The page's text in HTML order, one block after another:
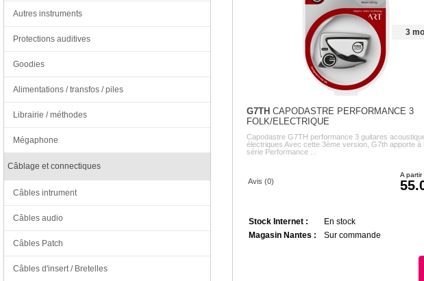
3
G7THCAPODASTRE PERFORMANCE 3
FOLK/ELECTRIQUE
Capodastre G7TH performance 3 guitares
électriques Avec cette 3ème version, G7th apporte à
série Performance ...
Avis (0)
A partir
Stock Internet :
En stock
Magasin Nantes :
Sur commande
Autres instruments
Protections auditives
Goodies
Alimentations / transfos / piles
Librairie / méthodes
Mégaphone
Câblage et connectiques
Câbles intrument
Câbles audio
Câbles Patch
Câbles d'insert / Bretelles